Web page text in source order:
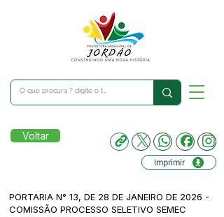
Voltar
Imprimir
PORTARIA N° 13, DE 28 DE JANEIRO DE 2026 -
COMISSÃO PROCESSO SELETIVO SEMEC